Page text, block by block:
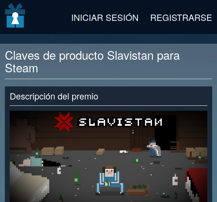
INICIAR SESIÓN REGISTRARSE
Claves de producto Slavistan para
Steam
Descripción del premio